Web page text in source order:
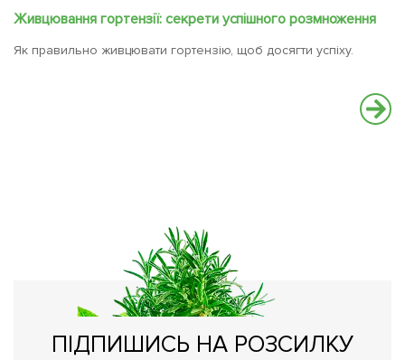
Живцювання гортензії: секрети успішного розмноження
Як правильно живцювати гортензію, щоб досягти успіху.
ПІДПИШИСЬ НА РОЗСИЛКУ